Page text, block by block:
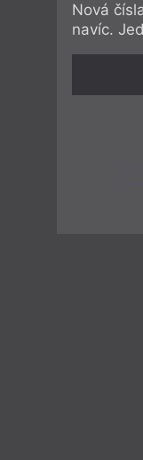
Nová
navíc.